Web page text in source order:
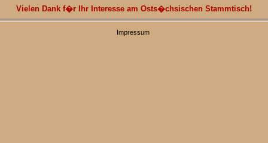
Vielen Dank f�r Ihr Interesse am Osts�chsischen Stammtisch!
Impressum